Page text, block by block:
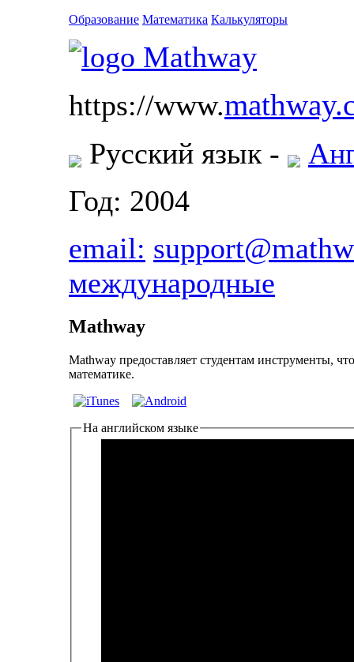
Образование Математика Калькуляторы
https://www.
Русский язык -
Год: 2004
email:
международные
Mathway
Mathway предоставляет студентам инструменты,
математике.
На английском языке